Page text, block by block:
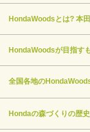
HondaWoodsとは? 本
HondaWoodsが目指す
全国各地の
Hondaの森づくりの歴史